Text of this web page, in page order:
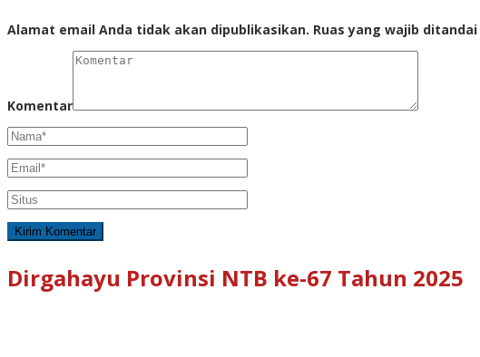
Alamat email Anda tidak akan dipublikasikan. Ruas yang wajib ditandai
Komentar
Dirgahayu Provinsi NTB ke-67 Tahun 2025